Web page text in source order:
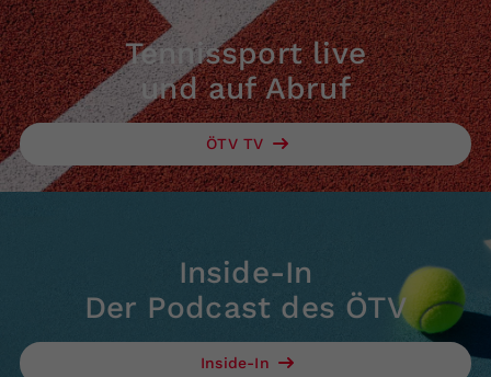
Tennissport live
und auf Abruf
ÖTV TV
Inside-In
Der Podcast des ÖTV
Inside-In